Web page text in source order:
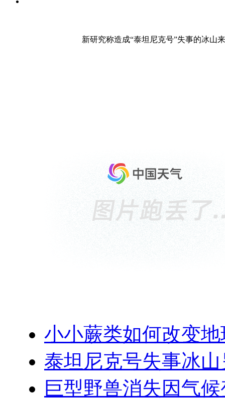
新研究称造成“泰坦尼克号”失事的冰山
小小蕨类如何改变
泰坦尼克号失事冰
巨型野兽消失因气